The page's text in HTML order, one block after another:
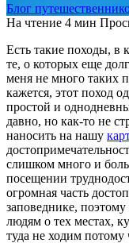
Блог
На чтение 4 мин
Есть такие походы, в
те, о которых еще
меня не много таких
кажется, этот поход
простой и
давно, но как-то не
наносить на нашу
слишком много и
посещении
огромная часть
заповеднике,
людям о тех местах,
туда не ходим